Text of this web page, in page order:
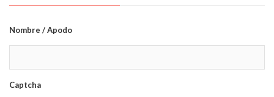
Nombre / Apodo
Captcha